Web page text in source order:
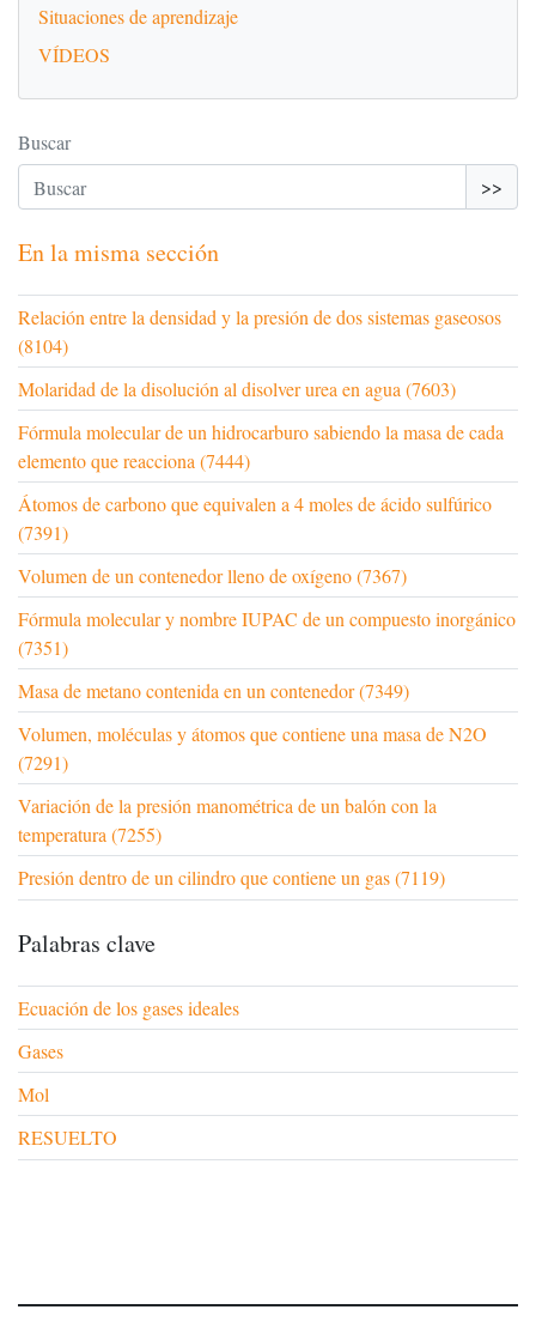
Situaciones de aprendizaje
VÍDEOS
Buscar
>>
En la misma sección
Relación entre la densidad y la presión de dos sistemas gaseosos
(8104)
Molaridad de la disolución al disolver urea en agua (7603)
Fórmula molecular de un hidrocarburo sabiendo la masa de cada
elemento que reacciona (7444)
Átomos de carbono que equivalen a 4 moles de ácido sulfúrico
(7391)
Volumen de un contenedor lleno de oxígeno (7367)
Fórmula molecular y nombre IUPAC de un compuesto inorgánico
(7351)
Masa de metano contenida en un contenedor (7349)
Volumen, moléculas y átomos que contiene una masa de N2O
(7291)
Variación de la presión manométrica de un balón con la
temperatura (7255)
Presión dentro de un cilindro que contiene un gas (7119)
Palabras clave
Ecuación de los gases ideales
Gases
Mol
RESUELTO